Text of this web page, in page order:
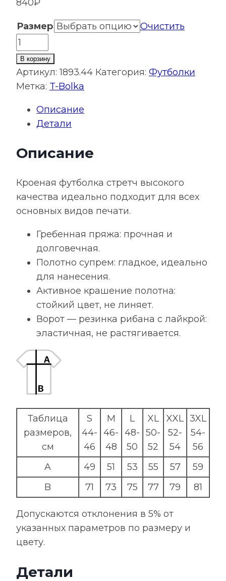
840₽
Размер
Очистить
Количество
товара
Футболка
мужская
bolka
Stretch,
синяя
В корзину
Артикул:1893.44 Категория: Футболки
Метка: T-Bolka
Описание
Детали
Описание
Кроеная футболка стретч высокого
качества идеально подходит для всех
основных видов печати.
Гребенная пряжа: прочная и
долговечная.
Полотно супрем: гладкое, идеально
для нанесения.
Активное крашение полотна:
стойкий цвет, не линяет.
Ворот — резинка рибана с лайкрой:
эластичная, не растягивается.
Таблица
размеров,
см
S
44-
46
M
46-
48
L
48-
50
XL
50-
52
XXL
52-
54
3XL
54-
56
A
49 51 53 55 57
59
B
71 73 75 77 79 81
Допускаются отклонения в 5% от
указанных параметров по размеру и
цвету.
Детали